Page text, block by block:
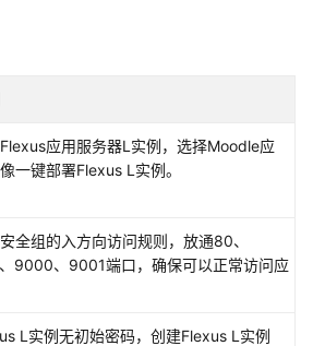
Flexus应用服务器L实例，选择Moodle应
一键部署Flexus L实例。
全组的入方向访问规则，放通80、
9000、9001端口，确保可以正常访问应
L实例无初始密码，创建Flexus L实例